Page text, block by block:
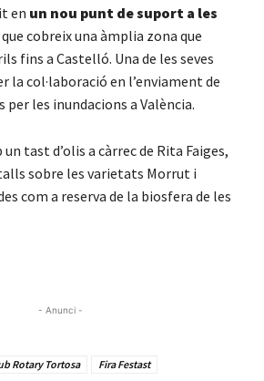
en un nou punt de suport a les
que cobreix una àmplia zona que
fins a Castelló. Una de les seves
la col·laboració en l’enviament de
les inundacions a València.
un tast d’olis a càrrec de Rita Faiges,
sobre les varietats Morrut i
com a reserva de la biosfera de les
- Anunci -
Rotary Tortosa
Fira Festast